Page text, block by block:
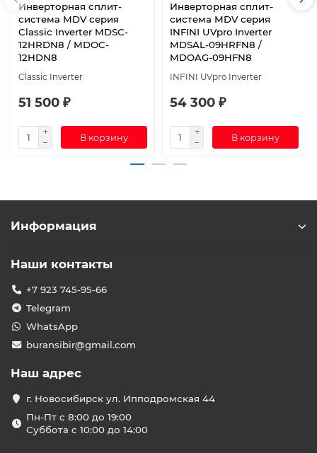
Инверторная сплит-
система MDV серия
Classic Inverter MDSC-
12HRDN8 / MDOC-
12HDN8
Classic Inverter
51 500 ₽
В корзину
Инверторная сплит-
система MDV серия
INFINI UVpro Inverter
MDSAL-09HRFN8 /
MDOAG-09HFN8
INFINI UVpro Inverter
54 300 ₽
В корзину
Информация
Наши контакты
+7 923 745-95-66
Telegram
WhatsApp
buransibir@gmail.com
Наш адрес
г. Новосибирск ул. Ипподромская 44
Пн-Пт с 8:00 до 19:00
Суббота с 10:00 до 14:00